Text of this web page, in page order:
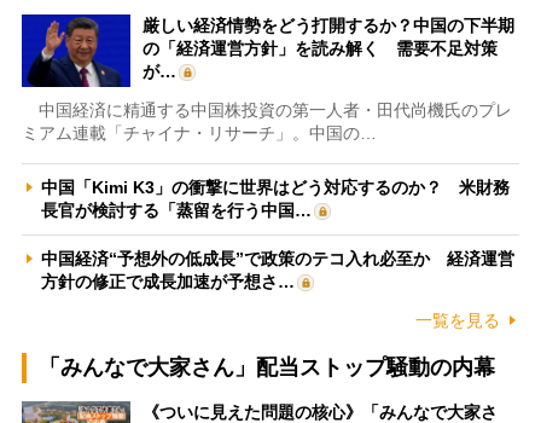
厳しい経済情勢をどう打開するか？中国の下半期
の「経済運営方針」を読み解く 需要不足対策
が…
中国経済に精通する中国株投資の第一人者・田代尚機氏のプレ
ミアム連載「チャイナ・リサーチ」。中国の…
中国「Kimi K3」の衝撃に世界はどう対応するのか？ 米財務
長官が検討する「蒸留を行う中国…
中国経済“予想外の低成長”で政策のテコ入れ必至か 経済運営
方針の修正で成長加速が予想さ…
一覧を見る
「みんなで大家さん」配当ストップ騒動の内幕
《ついに見えた問題の核心》「みんなで大家さ